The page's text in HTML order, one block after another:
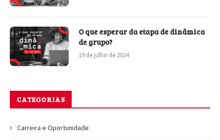
O que esperar da etapa de dinâmica
de grupo?
19 de julho de 2024
CATEGORIAS
Carreira e Oportunidade